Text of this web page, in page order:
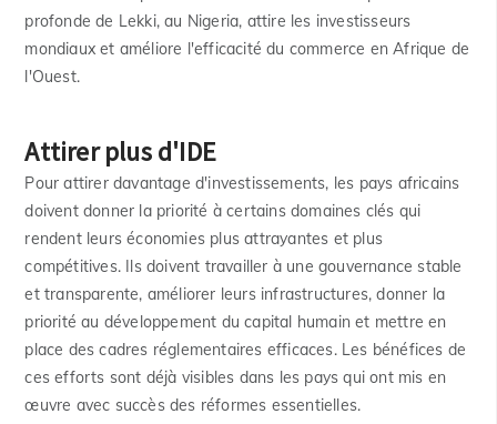
profonde de Lekki, au Nigeria, attire les investisseurs
mondiaux et améliore l'efficacité du commerce en Afrique de
l'Ouest.
Attirer plus d'IDE
Pour attirer davantage d'investissements, les pays africains
doivent donner la priorité à certains domaines clés qui
rendent leurs économies plus attrayantes et plus
compétitives. Ils doivent travailler à une gouvernance stable
et transparente, améliorer leurs infrastructures, donner la
priorité au développement du capital humain et mettre en
place des cadres réglementaires efficaces. Les bénéfices de
ces efforts sont déjà visibles dans les pays qui ont mis en
œuvre avec succès des réformes essentielles.